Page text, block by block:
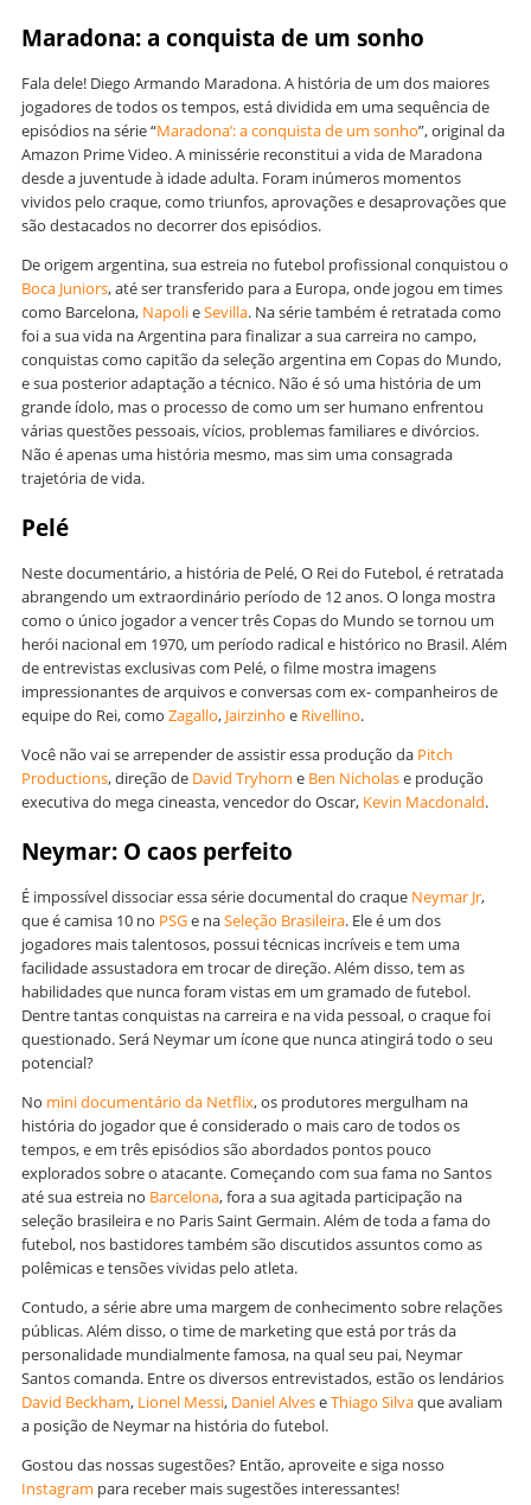
Maradona: a conquista de um sonho
Fala dele! Diego Armando Maradona. A história de um dos maiores
jogadores de todos os tempos, está dividida em uma sequência de
episódios na série “Maradona’: a conquista de um sonho”, original da
Amazon Prime Video. A minissérie reconstitui a vida de Maradona
desde a juventude à idade adulta. Foram inúmeros momentos
vividos pelo craque, como triunfos, aprovações e desaprovações que
são destacados no decorrer dos episódios.
De origem argentina, sua estreia no futebol profissional conquistou o
Boca Juniors, até ser transferido para a Europa, onde jogou em times
como Barcelona, NapolieSevilla. Na série também é retratada como
foi a sua vida na Argentina para finalizar a sua carreira no campo,
conquistas como capitão da seleção argentina em Copas do Mundo,
e sua posterior adaptação a técnico. Não é só uma história de um
grande ídolo, mas o processo de como um ser humano enfrentou
várias questões pessoais, vícios, problemas familiares e divórcios.
Não é apenas uma história mesmo, mas sim uma consagrada
trajetória de vida.
Pelé
Neste documentário, a história de Pelé, O Rei do Futebol, é retratada
abrangendo um extraordinário período de 12 anos. O longa mostra
como o único jogador a vencer três Copas do Mundo se tornou um
herói nacional em 1970, um período radical e histórico no Brasil. Além
de entrevistas exclusivas com Pelé, o filme mostra imagens
impressionantes de arquivos e conversas com ex- companheiros de
equipe do Rei, como Zagallo, Jairzinho e Rivellino.
Você não vai se arrepender de assistir essa produção da Pitch
Productions, direção de David Tryhorn e Ben Nicholase produção
executiva do mega cineasta, vencedor do Oscar, Kevin Macdonald.
Neymar: O caos perfeito
É impossível dissociar essa série documental do craque Neymar Jr,
que é camisa 10 no PSGe naSeleção Brasileira. Ele é um dos
jogadores mais talentosos, possui técnicas incríveis e tem uma
facilidade assustadora em trocar de direção. Além disso, tem as
habilidades que nunca foram vistas em um gramado de futebol.
Dentre tantas conquistas na carreira e na vida pessoal, o craque foi
questionado. Será Neymar um ícone que nunca atingirá todo o seu
potencial?
No mini documentário da Netflix, os produtores mergulham na
história do jogador que é considerado o mais caro de todos os
tempos, e em três episódios são abordados pontos pouco
explorados sobre o atacante. Começando com sua fama no Santos
até sua estreia no Barcelona, fora a sua agitada participação na
seleção brasileira e no Paris Saint Germain. Além de toda a fama do
futebol, nos bastidores também são discutidos assuntos como as
polêmicas e tensões vividas pelo atleta.
Contudo, a série abre uma margem de conhecimento sobre relações
públicas. Além disso, o time de marketing que está por trás da
personalidade mundialmente famosa, na qual seu pai, Neymar
Santos comanda. Entre os diversos entrevistados, estão os lendários
David Beckham, Lionel Messi, Daniel AlveseThiago Silvaque avaliam
a posição de Neymar na história do futebol.
Gostou das nossas sugestões? Então, aproveite e siga nosso
Instagram para receber mais sugestões interessantes!